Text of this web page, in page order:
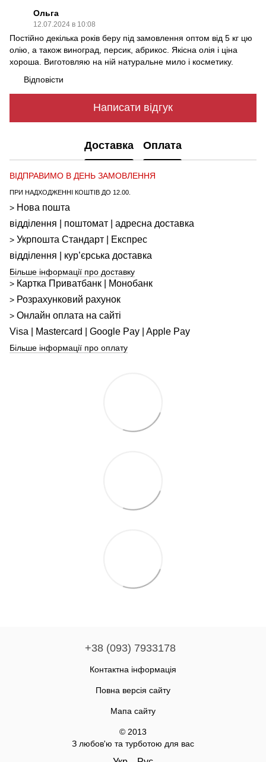
Ольга
12.07.2024 в 10:08
Постійно декілька років беру під замовлення оптом від 5 кг цю
олію, а також виноград, персик, абрикос. Якісна олія і ціна
хороша. Виготовляю на ній натуральне мило і косметику.
Відповісти
Написати відгук
Доставка Оплата
ВІДПРАВИМО В ДЕНЬ ЗАМОВЛЕННЯ
ПРИ НАДХОДЖЕННІ КОШТІВ ДО 12.00.
> Нова пошта
відділення | поштомат | адресна доставка
> Укрпошта Стандарт
| Експрес
відділення | кур’єрська доставка
Більше інформації про доставку
> Картка Приватбанк | Монобанк
> Розрахунковий рахунок
> Онлайн оплата на сайті
Visa | Mastercard | Google Pay | Apple Pay
Більше інформації про оплату
+38 (093) 7933178
Контактна інформація
Повна версія сайту
Мапа сайту
© 2013
З любов'ю та турботою для вас